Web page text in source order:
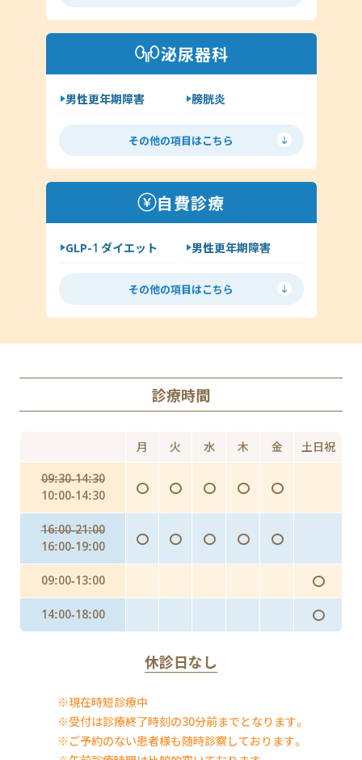
手荒れ・肌荒れ
じんましん
その他（アレルギー科）
泌尿器科
男性更年期障害
膀胱炎
尿道炎
亀頭包皮炎
性病の種類について
ヘルペス
クラミジア
梅毒
尖圭コンジローマ
マイコプラズマ・ウレアプラズマ
その他の項目はこちら
自費診療
GLP-1 ダイエット
男性更年期障害
低用量ピル
ミニピル
月経移動
アフターピル
Doxy PEP（ドキシペップ）
インフルエンザ予防投与（予防内服）
インフルエンザワクチンの予防接種
その他の項目はこちら
診療時間
月 火 水 木 金 土日祝
09:30-14:30
10:00-14:30
〇 〇 〇 〇 〇
16:00-21:00
16:00-19:00
〇 〇 〇 〇 〇
09:00-13:00 〇
14:00-18:00 〇
休診日なし
※現在時短診療中
※受付は診療終了時刻の30分前までとなります。
※ご予約のない患者様も随時診察しております。